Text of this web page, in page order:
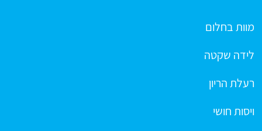
מוות בחלום
לידה שקטה
רעלת הריון
ויסות חושי